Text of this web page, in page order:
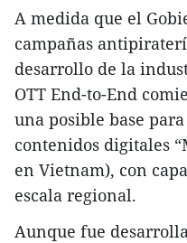
A medida que el
campañas
desarrollo de la
OTT End-to-End
una posible base
contenidos digitales
en Vietnam), con
escala regional.
Aunque fue